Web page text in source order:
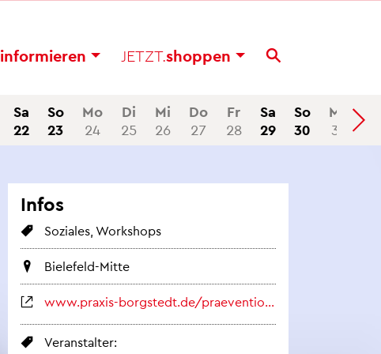
in­for­mie­ren JETZT.shop­pen
Sa
22
So
23
Mo
24
Di
25
Mi
26
Do
27
Fr
28
Sa
29
So
30
Mo
31
Infos
So­zia­les, Work­shops
Bie­le­feld-Mitte
www.​praxis-​borgstedt.​de/​pra​even​tion​sang​ebot​e#​eltern-​familien
Ver­an­stal­ter: